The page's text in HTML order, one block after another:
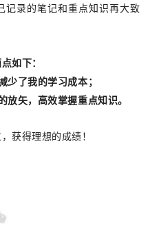
记录的笔记和重点知识再大致
如下：
少了我的学习成本；
放矢，高效掌握重点知识。
获得理想的成绩！